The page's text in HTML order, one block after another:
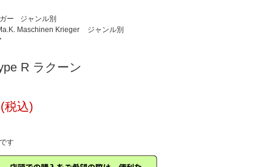
ー
ジャンル別
Maschinen Krieger
ジャンル別
R ラクーン
税込)
す